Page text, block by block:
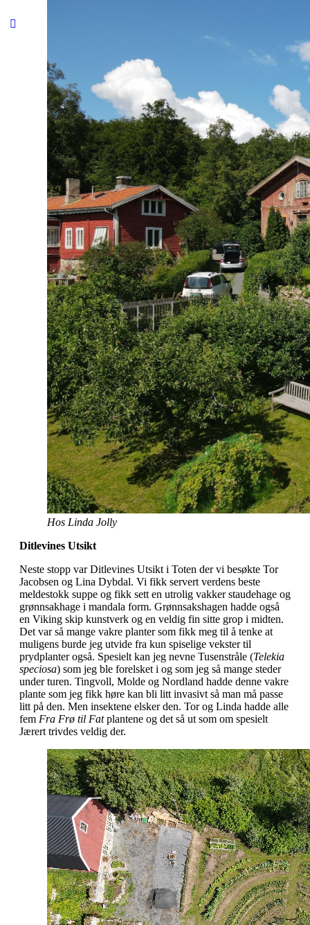
Hos Linda Jolly
Ditlevines Utsikt
Neste stopp varDitlevines Utsikt i Toten der vi besøkte Tor
Jacobsen og Lina Dybdal. Vi fikk servert verdens beste
meldestokk suppe og fikk sett en utrolig vakker staudehage og
grønnsakhage i mandala form. Grønnsakshagen hadde også
en Viking skip kunstverk og en veldig fin sitte grop i midten.
Det var så mange vakre planter som fikk meg til å tenke at
muligens burde jeg utvide fra kun spiselige vekster til
prydplanter også. Spesielt kan jeg nevne Tusenstråle (Telekia
speciosa) som jeg ble forelsket i og som jeg så mange steder
under turen. Tingvoll, Molde og Nordland hadde denne vakre
plante som jeg fikk høre kan bli litt invasivt så man må passe
litt på den. Men insektene elsker den. Tor og Linda hadde alle
fem Fra Frø til Fatplantene og det så ut som om spesielt
Jærert trivdes veldig der.